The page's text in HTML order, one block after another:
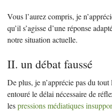
Vous l’aurez compris, je
qu’il s’agisse d’une réponse
notre situation actuelle.
II. un débat faussé
De plus, je n’apprécie pas du
entouré le délai nécessaire de
lespressions médiatiques